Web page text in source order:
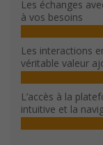
Les échanges
à vos besoins
Les interactions
véritable valeur
L’accès à la
intuitive et la